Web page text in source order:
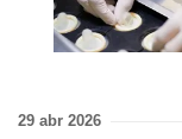
29 abr 2026